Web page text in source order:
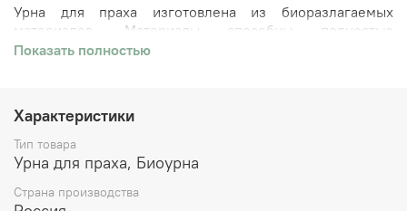
Урна для праха изготовлена из биоразлагаемых
материалов. Материалы способны полностью
разлагаться в почве за 2-5 лет, не нанося вред
Показать полностью
Характеристики
Тип товара
Урна для праха, Биоурна
Страна производства